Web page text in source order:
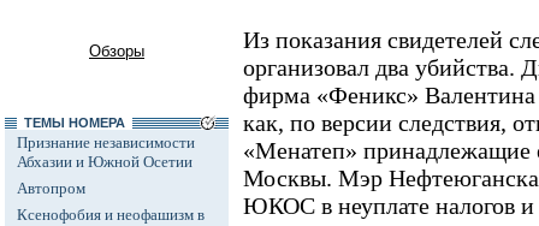
Обзоры
ТЕМЫ НОМЕРА
Признание независимости
Абхазии и Южной Осетии
Автопром
Ксенофобия и неофашизм в
Из показания свидетелей
организовал два убийства.
фирма «Феникс» Валентина
как, по версии следствия,
«Менатеп» принадлежащие
Москвы. Мэр
ЮКОС в неуплате налогов и